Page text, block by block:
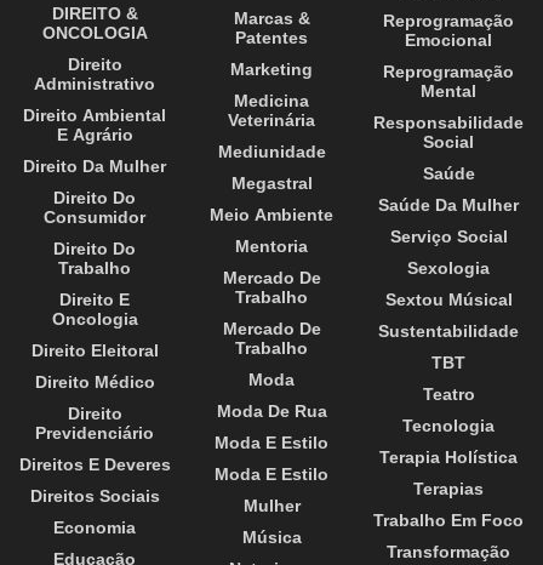
DIREITO &
ONCOLOGIA
Direito
Administrativo
Direito Ambiental
E Agrário
Direito Da Mulher
Direito Do
Consumidor
Direito Do
Trabalho
Direito E
Oncologia
Direito Eleitoral
Direito Médico
Direito
Previdenciário
Direitos E Deveres
Direitos Sociais
Economia
Educação
Marcas &
Patentes
Marketing
Medicina
Veterinária
Mediunidade
Megastral
Meio Ambiente
Mentoria
Mercado De
Trabalho
Mercado De
Trabalho
Moda
Moda De Rua
Moda E Estilo
Moda E Estilo
Mulher
Música
Reprogramação
Emocional
Reprogramação
Mental
Responsabilidade
Social
Saúde
Saúde Da Mulher
Serviço Social
Sexologia
Sextou Músical
Sustentabilidade
TBT
Teatro
Tecnologia
Terapia Holística
Terapias
Trabalho Em Foco
Transformação